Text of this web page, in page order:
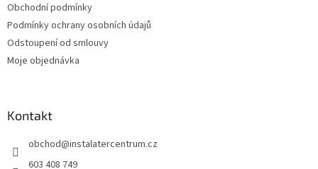
Obchodní podmínky
Podmínky ochrany osobních údajů
Odstoupení od smlouvy
Moje objednávka
Kontakt
obchod@instalatercentrum.cz
603 408 749